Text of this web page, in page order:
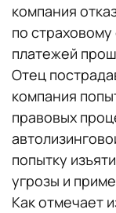
компания
по
платежей
Отец
компания
правовых
попытку
угрозы и
Как отмечает